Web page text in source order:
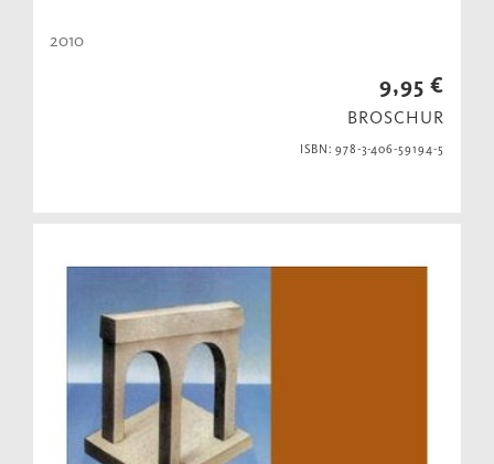
2010
9,95 €
BROSCHUR
ISBN: 978-3-406-59194-5